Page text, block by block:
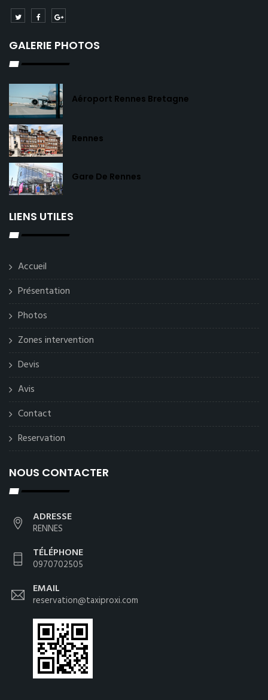
GALERIE PHOTOS
Aéroport Rennes Bretagne
Rennes
Gare De Rennes
LIENS UTILES
Accueil
Présentation
Photos
Zones intervention
Devis
Avis
Contact
Reservation
NOUS CONTACTER
ADRESSE
RENNES
TÉLÉPHONE
0970702505
EMAIL
reservation@taxiproxi.com